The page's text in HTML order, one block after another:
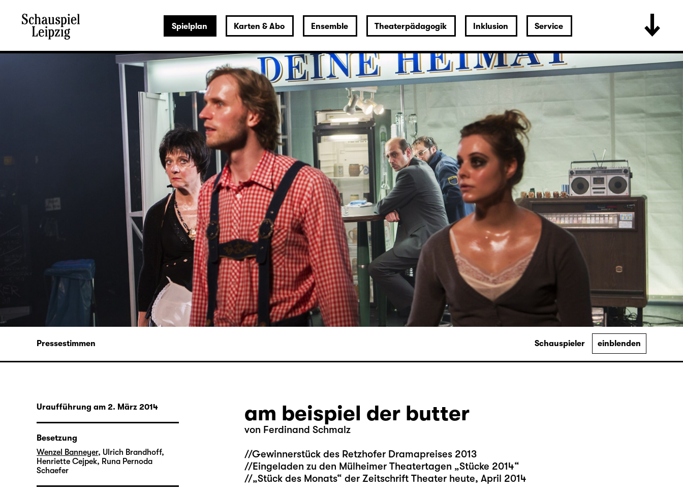
Spielplan Karten & Abo Ensemble Theaterpädagogik Inklusion Service
Pressestimmen Schauspieler einblenden
am beispiel der butter
von Ferdinand Schmalz
//Gewinnerstück des Retzhofer Dramapreises 2013
//Eingeladen zu den Mülheimer Theatertagen „Stücke 2014“
//„Stück des Monats“ der Zeitschrift Theater heute, April 2014
Uraufführung am 2. März 2014
Besetzung
Wenzel Banneyer, Ulrich Brandhoff,
Henriette Cejpek, Runa Pernoda
Schaefer